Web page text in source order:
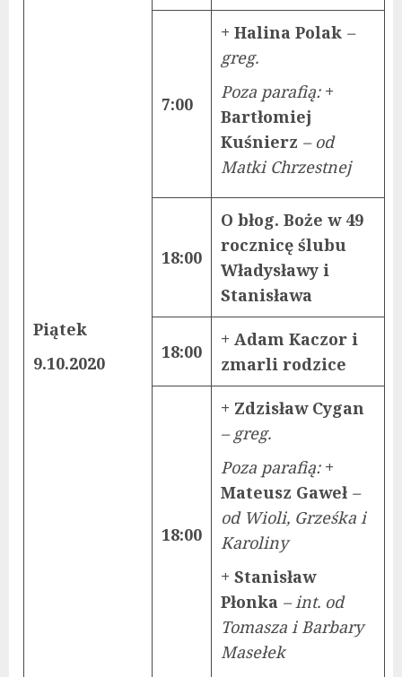
Piątek
9.10.2020
7:00
+ Halina Polak –
greg.
Poza parafią:+
Bartłomiej
Kuśnierz – od
Matki Chrzestnej
18:00
O błog. Boże w 49
rocznicę ślubu
Władysławy i
Stanisława
18:00
+ Adam Kaczor i
zmarli rodzice
18:00
+ Zdzisław Cygan
– greg.
Poza parafią:+
Mateusz Gaweł –
od Wioli, Grześka i
Karoliny
+ Stanisław
Płonka – int. od
Tomasza i Barbary
Masełek